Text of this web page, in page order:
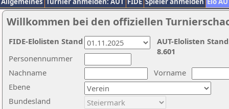
Willkommen bei den offiziellen
Nachname
Vorname
Ebene
Personennummer
Bundesland
AUT-Elolisten
8.601
FIDE-Elolisten Stand